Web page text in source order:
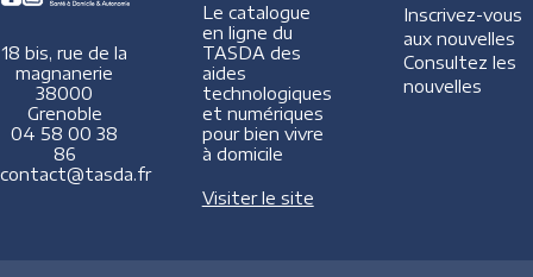
18 bis, rue de la
magnanerie
38000
Grenoble
04 58 00 38
86
contact@tasda.fr
Le catalogue
en ligne du
TASDA des
aides
technologiques
et numériques
pour bien vivre
à domicile
Visiter le site
Inscrivez-vous
aux nouvelles
Consultez les
nouvelles